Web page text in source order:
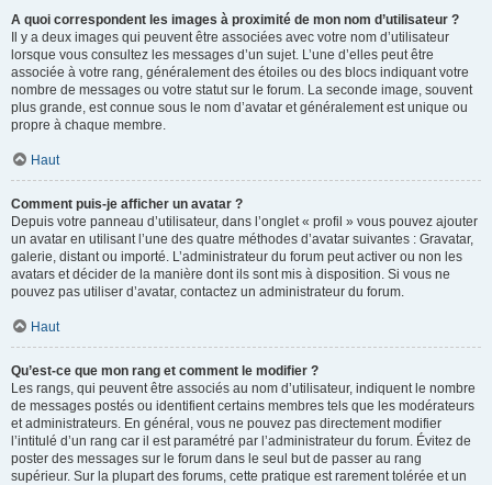
A quoi correspondent les images à proximité de mon nom d’utilisateur ?
Il y a deux images qui peuvent être associées avec votre nom d’utilisateur
lorsque vous consultez les messages d’un sujet. L’une d’elles peut être
associée à votre rang, généralement des étoiles ou des blocs indiquant votre
nombre de messages ou votre statut sur le forum. La seconde image, souvent
plus grande, est connue sous le nom d’avatar et généralement est unique ou
propre à chaque membre.
Haut
Comment puis-je afficher un avatar ?
Depuis votre panneau d’utilisateur, dans l’onglet « profil » vous pouvez ajouter
un avatar en utilisant l’une des quatre méthodes d’avatar suivantes : Gravatar,
galerie, distant ou importé. L’administrateur du forum peut activer ou non les
avatars et décider de la manière dont ils sont mis à disposition. Si vous ne
pouvez pas utiliser d’avatar, contactez un administrateur du forum.
Haut
Qu’est-ce que mon rang et comment le modifier ?
Les rangs, qui peuvent être associés au nom d’utilisateur, indiquent le nombre
de messages postés ou identifient certains membres tels que les modérateurs
et administrateurs. En général, vous ne pouvez pas directement modifier
l’intitulé d’un rang car il est paramétré par l’administrateur du forum. Évitez de
poster des messages sur le forum dans le seul but de passer au rang
supérieur. Sur la plupart des forums, cette pratique est rarement tolérée et un